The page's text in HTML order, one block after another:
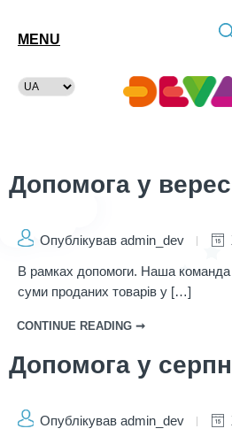
MENU
Допомога у
Опублікував admin_dev
В рамках допомоги. Наша
суми проданих товарів у […]
CONTINUE READING ➞
Допомога у
Опублікував admin_dev